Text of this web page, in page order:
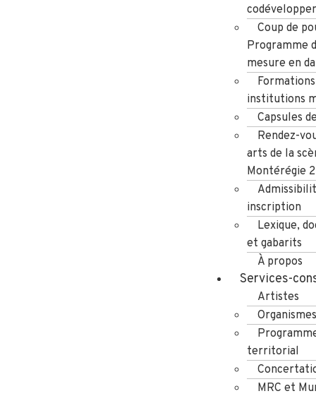
Coup de
Programme
mesure en
institutions
Capsules
Rendez-
arts de la
Montérégie
inscription
Lexique,
et gabarits
À propos
Services-
Artistes
Organismes
territorial
MRC et